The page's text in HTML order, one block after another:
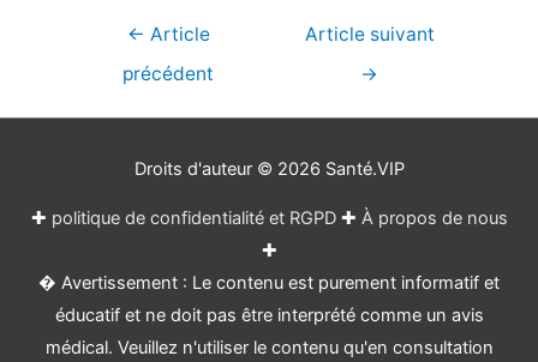
Navigation
← Article
précédent
Article suivant
→
Droits d'auteur © 2026 Santé.VIP
✚ politique de confidentialité et RGPD✚ À propos de nous
✚
� Avertissement : Le contenu est purement informatif et
éducatif et ne doit pas être interprété comme un avis
médical. Veuillez n'utiliser le contenu qu'en consultation